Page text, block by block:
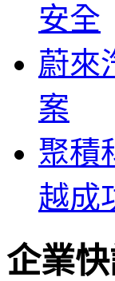
安全
蔚來
案
聚積
越成
企業